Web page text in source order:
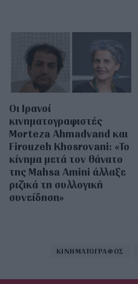
Οι Ιρανοί
κινηματογραφιστές
Morteza Ahmadvand και
Firouzeh Khosrovani: «Το
κίνημα μετά τον θάνατο
της Mahsa Amini άλλαξε
ριζικά τη συλλογική
συνείδηση»
ΚΙΝΗΜΑΤΟΓΡΑΦΟΣ